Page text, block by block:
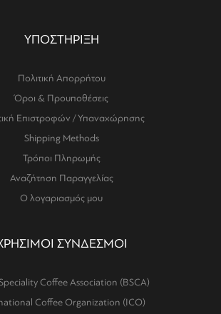
ΥΠΟΣΤΗΡΙΞΗ
Πολιτική Απορρήτου
Όροι & Προυποθέσεις
Επιστροφών / Υπαναχώρησης
Shipping Methods
Τρόποι Πληρωμής
Αναζήτηση Παραγγελίας
Ο λογαριασμός μου
ΣΥΝΔΕΣΜΟΙ
Coffee Association (BSCA)
Coffee Organization (ICO)